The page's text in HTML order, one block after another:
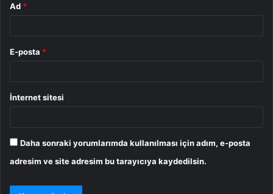
Ad *
E-posta *
İnternet sitesi
Daha sonraki yorumlarımda kullanılması için adım, e-posta
adresim ve site adresim bu tarayıcıya kaydedilsin.